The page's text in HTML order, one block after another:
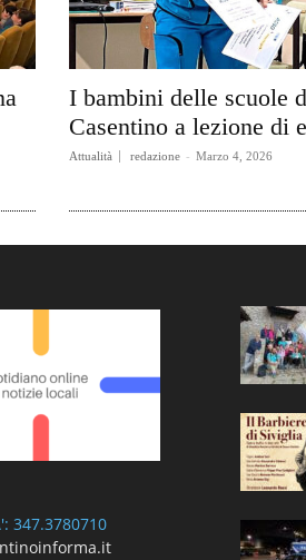
I bambini delle scuole
Casentino a lezione di
Attualità redazione - Marzo 4, 2026
347.3780710